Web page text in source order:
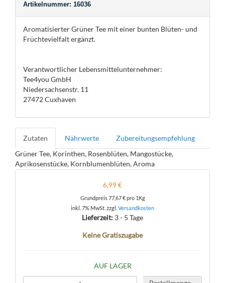
Artikelnummer: 16036
Aromatisierter Grüner Tee mit einer bunten Blüten- und
Früchtevielfalt ergänzt.
Verantwortlicher Lebensmittelunternehmer:
Tee4you GmbH
Niedersachsenstr. 11
27472 Cuxhaven
Zutaten Nährwerte
Zubereitungsempfehlung
Grüner Tee, Korinthen, Rosenblüten, Mangostücke,
Aprikosenstücke, Kornblumenblüten, Aroma
6,99 €
Grundpreis77,67 €pro 1Kg
inkl. 7% MwSt. zzgl. Versandkosten
Lieferzeit: 3 - 5 Tage
Keine Gratiszugabe
AUF LAGER